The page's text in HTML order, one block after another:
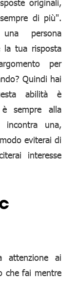
di più".
persona
la tua risposta
per
Quindi hai
abilità è
sempre alla
incontra una,
eviterai di
interesse
attenzione ai
che fai mentre